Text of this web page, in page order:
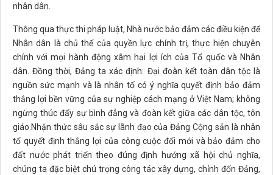
nhân dân.
Thông qua thực thi pháp luật, Nhà nước bảo đảm các điều kiện để
Nhân dân là chủ thể của quyền lực chính trị, thực hiện chuyên
chính với mọi hành động xâm hại lợi ích của Tổ quốc và Nhân
dân. Đồng thời, Đảng ta xác định: Đại đoàn kết toàn dân tộc là
nguồn sức mạnh và là nhân tố có ý nghĩa quyết định bảo đảm
thắng lợi bền vững của sự nghiệp cách mạng ở Việt Nam; không
ngừng thúc đẩy sự bình đẳng và đoàn kết giữa các dân tộc, tôn
giáo.Nhận thức sâu sắc sự lãnh đạo của Đảng Cộng sản là nhân
tố quyết định thắng lợi của công cuộc đổi mới và bảo đảm cho
đất nước phát triển theo đúng định hướng xã hội chủ nghĩa,
chúng ta đặc biệt chú trọng công tác xây dựng, chỉnh đốn Đảng,